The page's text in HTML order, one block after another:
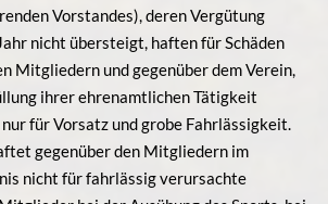
Vorstandes), deren Vergütung
nicht übersteigt, haften für Schäden
Mitgliedern und gegenüber dem Verein,
ihrer ehrenamtlichen Tätigkeit
für Vorsatz und grobe Fahrlässigkeit.
gegenüber den Mitgliedern im
nicht für fahrlässig verursachte